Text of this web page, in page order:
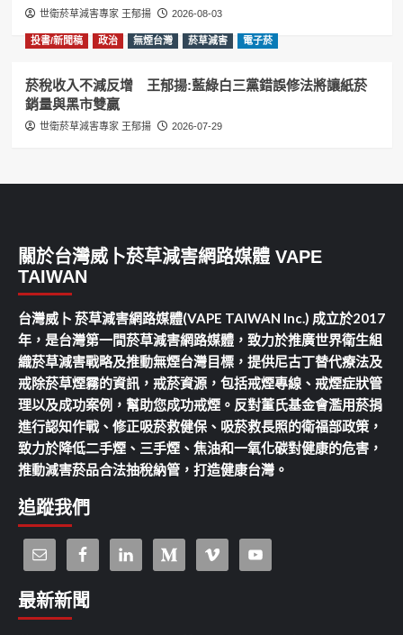
世衛菸草減害專家 王郁揚 2026-08-03
投書/新聞稿 政治 無煙台灣 菸草減害 電子菸
菸稅收入不減反增 王郁揚:藍綠白三黨錯誤修法將讓紙菸
銷量與黑市雙贏
世衛菸草減害專家 王郁揚 2026-07-29
關於台灣威卜菸草減害網路媒體 VAPE
TAIWAN
台灣威卜 菸草減害網路媒體(VAPE TAIWAN Inc.) 成立於2017
年，是台灣第一間菸草減害網路媒體，致力於推廣世界衛生組
織菸草減害戰略及推動無煙台灣目標，提供尼古丁替代療法及
戒除菸草煙霧的資訊，戒菸資源，包括戒煙專線、戒煙症狀管
理以及成功案例，幫助您成功戒煙。反對董氏基金會濫用菸捐
進行認知作戰、修正吸菸救健保、吸菸救長照的衛福部政策，
致力於降低二手煙、三手煙、焦油和一氧化碳對健康的危害，
推動減害菸品合法抽稅納管，打造健康台灣。
追蹤我們
最新新聞